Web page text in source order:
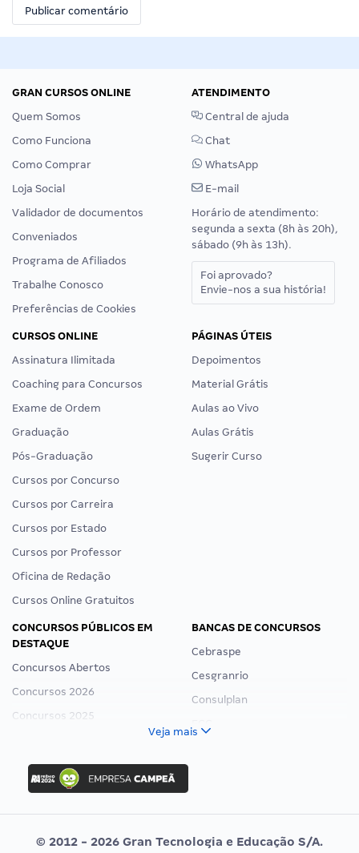
GRAN CURSOS ONLINE
Quem Somos
Como Funciona
Como Comprar
Loja Social
Validador de documentos
Conveniados
Programa de Afiliados
Trabalhe Conosco
Preferências de Cookies
ATENDIMENTO
Central de ajuda
Chat
WhatsApp
E-mail
Horário de atendimento:
segunda a sexta (8h às 20h),
sábado (9h às 13h).
Foi aprovado?
Envie-nos a sua história!
CURSOS ONLINE
Assinatura Ilimitada
Coaching para Concursos
Exame de Ordem
Graduação
Pós-Graduação
Cursos por Concurso
Cursos por Carreira
Cursos por Estado
Cursos por Professor
Oficina de Redação
Cursos Online Gratuitos
PÁGINAS ÚTEIS
Depoimentos
Material Grátis
Aulas ao Vivo
Aulas Grátis
Sugerir Curso
CONCURSOS PÚBLICOS EM
DESTAQUE
Concursos Abertos
Concursos 2026
Concursos 2025
Concurso Nacional Unificado
Concurso Ibama
Concurso MPU
Editais publicados
BANCAS DE CONCURSOS
Cebraspe
Cesgranrio
Consulplan
Vunesp
Veja mais
© 2012 - 2026 Gran Tecnologia e Educação S/A.